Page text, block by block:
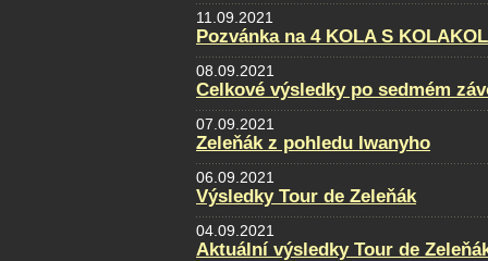
11.09.2021
Pozvánka na 4 KOLA S
08.09.2021
Celkové výsledky po sedmém
07.09.2021
Zeleňák z pohledu Iwanyho
06.09.2021
Výsledky Tour de Zeleňák
04.09.2021
Aktuální výsledky Tour de